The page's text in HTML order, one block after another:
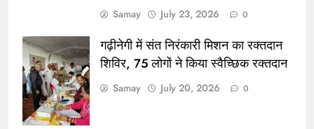
Samay July 23, 2026 0
गढ़ीनेगी में संत निरंकारी मिशन का रक्तदान
शिविर, 75 लोगों ने किया स्वैच्छिक रक्तदान
Samay July 20, 2026 0